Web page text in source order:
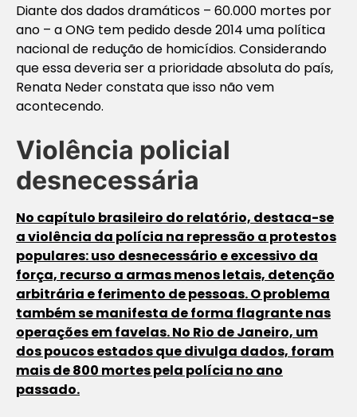
Diante dos dados dramáticos – 60.000 mortes por
ano – a ONG tem pedido desde 2014 uma política
nacional de redução de homicídios. Considerando
que essa deveria ser a prioridade absoluta do país,
Renata Neder constata que isso não vem
acontecendo.
Violência policial
desnecessária
No capítulo brasileiro do relatório, destaca-se
a violência da polícia na repressão a protestos
populares: uso desnecessário e excessivo da
força, recurso a armas menos letais, detenção
arbitrária e ferimento de pessoas. O problema
também se manifesta de forma flagrante nas
operações em favelas. No Rio de Janeiro, um
dos poucos estados que divulga dados, foram
mais de 800 mortes pela polícia no ano
passado.